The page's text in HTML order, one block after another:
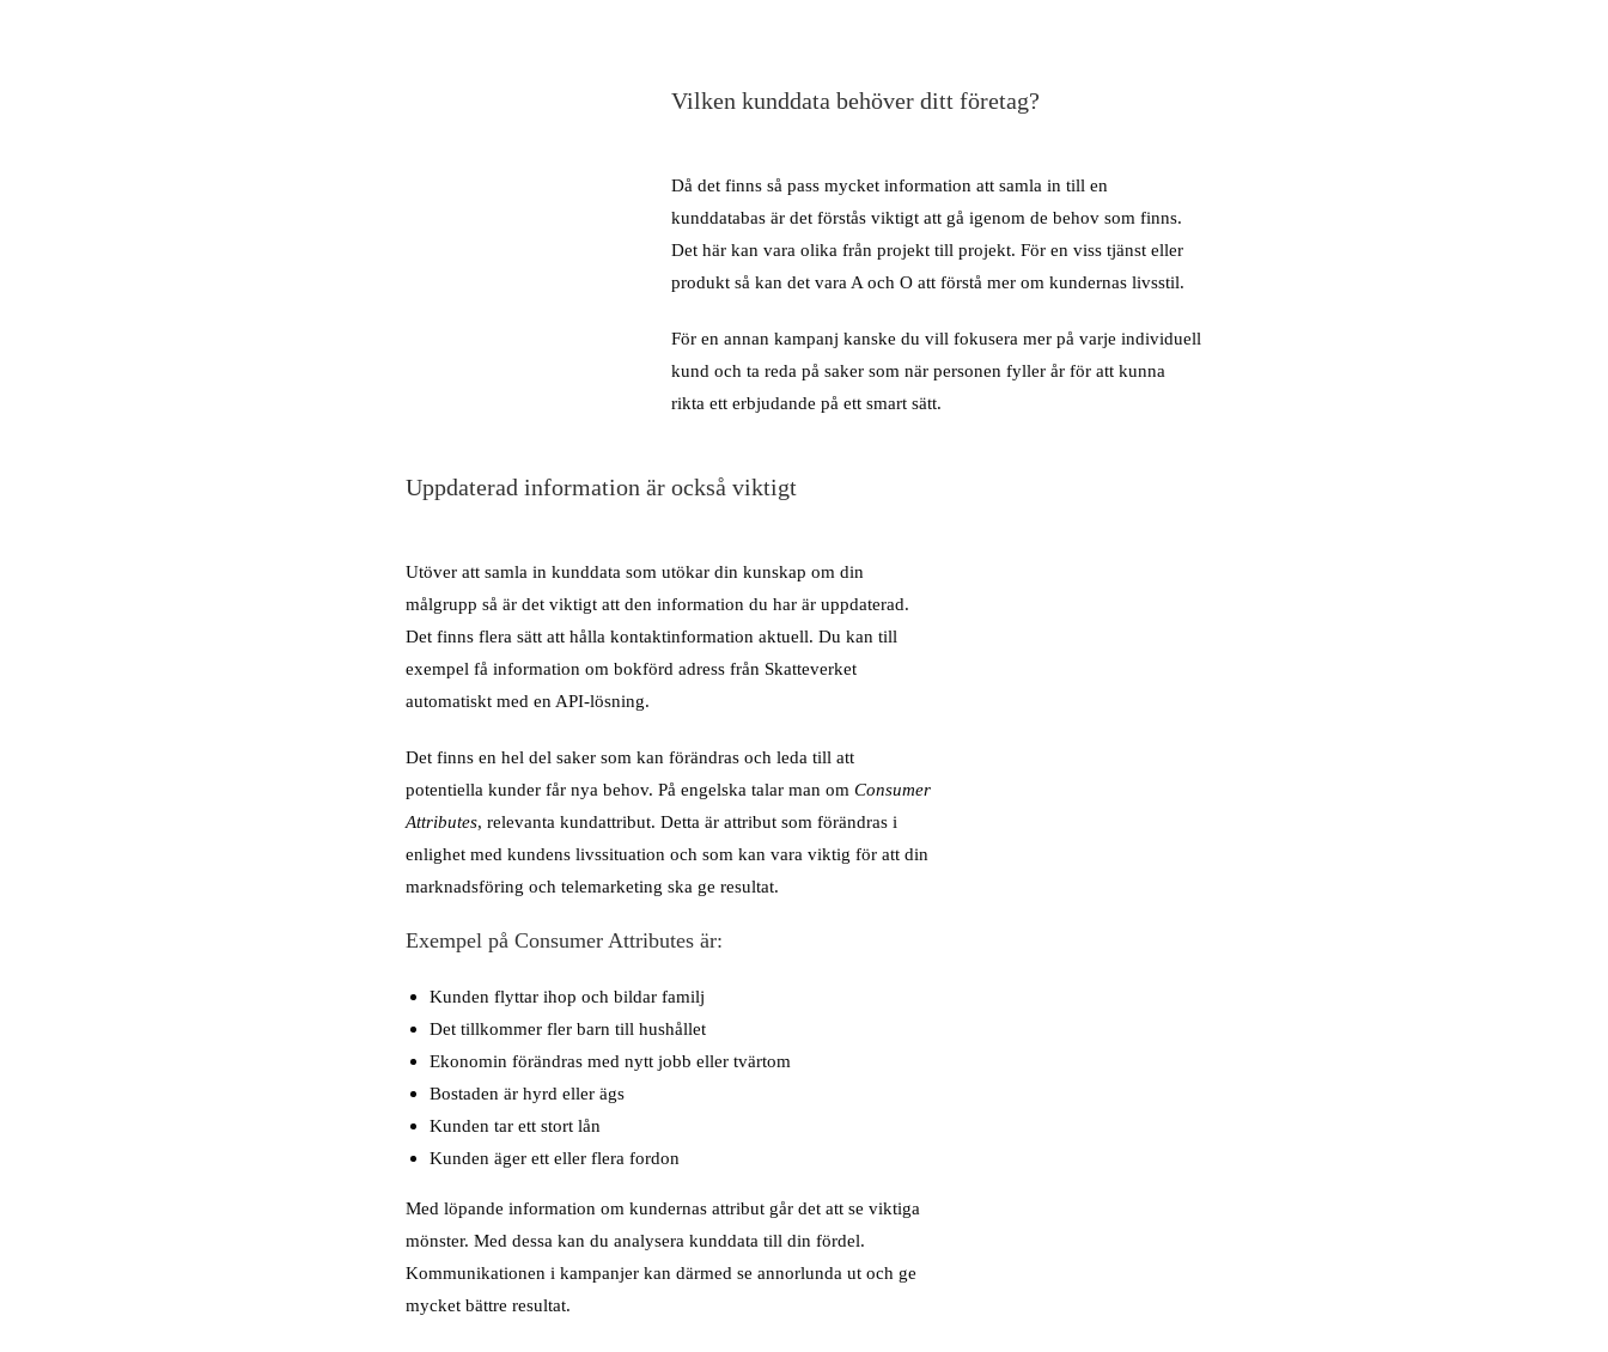
Vilken kunddata behöver ditt företag?
Då det finns så pass mycket information att samla in till en
kunddatabas är det förstås viktigt att gå igenom de behov som finns.
Det här kan vara olika från projekt till projekt. För en viss tjänst eller
produkt så kan det vara A och O att förstå mer om kundernas livsstil.
För en annan kampanj kanske du vill fokusera mer på varje individuell
kund och ta reda på saker som när personen fyller år för att kunna
rikta ett erbjudande på ett smart sätt.
Uppdaterad information är också viktigt
Utöver att samla in kunddata som utökar din kunskap om din
målgrupp så är det viktigt att den information du har är uppdaterad.
Det finns flera sätt att hålla kontaktinformation aktuell. Du kan till
exempel få information om bokförd adress från Skatteverket
automatiskt med en API-lösning.
Det finns en hel del saker som kan förändras och leda till att
potentiella kunder får nya behov. På engelska talar man omConsumer
Attributes, relevanta kundattribut. Detta är attribut som förändras i
enlighet med kundens livssituation och som kan vara viktig för att din
marknadsföring och telemarketing ska ge resultat.
Exempel på Consumer Attributes är:
Kunden flyttar ihop och bildar familj
Det tillkommer fler barn till hushållet
Ekonomin förändras med nytt jobb eller tvärtom
Bostaden är hyrd eller ägs
Kunden tar ett stort lån
Kunden äger ett eller flera fordon
Med löpande information om kundernas attribut går det att se viktiga
mönster. Med dessa kan du analysera kunddata till din fördel.
Kommunikationen i kampanjer kan därmed se annorlunda ut och ge
mycket bättre resultat.